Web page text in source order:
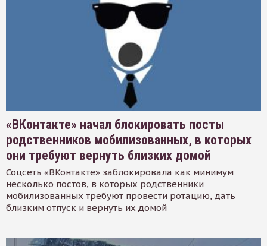
«ВКонтакте» начал блокировать посты
родственников мобилизованных, в которых
они требуют вернуть близких домой
Соцсеть «ВКонтакте» заблокировала как минимум
несколько постов, в которых родственники
мобилизованных требуют провести ротацию, дать
близким отпуск и вернуть их домой